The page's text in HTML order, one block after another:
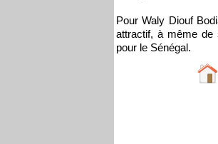
Pour Waly Diouf
attractif, à même de
pour le Sénégal.